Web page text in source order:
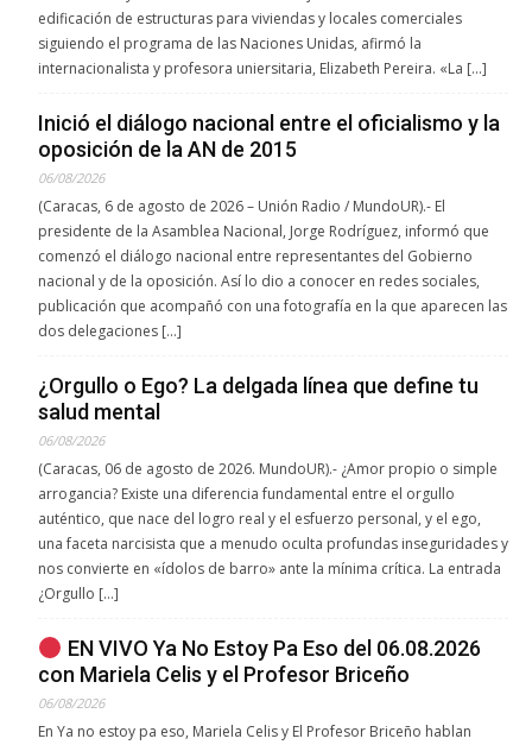
edificación de estructuras para viviendas y locales comerciales
siguiendo el programa de las Naciones Unidas, afirmó la
internacionalista y profesora uniersitaria, Elizabeth Pereira. «La […]
Inició el diálogo nacional entre el oficialismo y la
oposición de la AN de 2015
06/08/2026
(Caracas, 6 de agosto de 2026 – Unión Radio / MundoUR).- El
presidente de la Asamblea Nacional, Jorge Rodríguez, informó que
comenzó el diálogo nacional entre representantes del Gobierno
nacional y de la oposición. Así lo dio a conocer en redes sociales,
publicación que acompañó con una fotografía en la que aparecen las
dos delegaciones […]
¿Orgullo o Ego? La delgada línea que define tu
salud mental
06/08/2026
(Caracas, 06 de agosto de 2026. MundoUR).- ¿Amor propio o simple
arrogancia? Existe una diferencia fundamental entre el orgullo
auténtico, que nace del logro real y el esfuerzo personal, y el ego,
una faceta narcisista que a menudo oculta profundas inseguridades y
nos convierte en «ídolos de barro» ante la mínima crítica. La entrada
¿Orgullo […]
EN VIVO Ya No Estoy Pa Eso del 06.08.2026
con Mariela Celis y el Profesor Briceño
06/08/2026
En Ya no estoy pa eso, Mariela Celis y El Profesor Briceño hablan